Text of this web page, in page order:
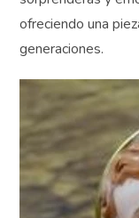
que sorprenderás
ofreciendo una
generaciones.